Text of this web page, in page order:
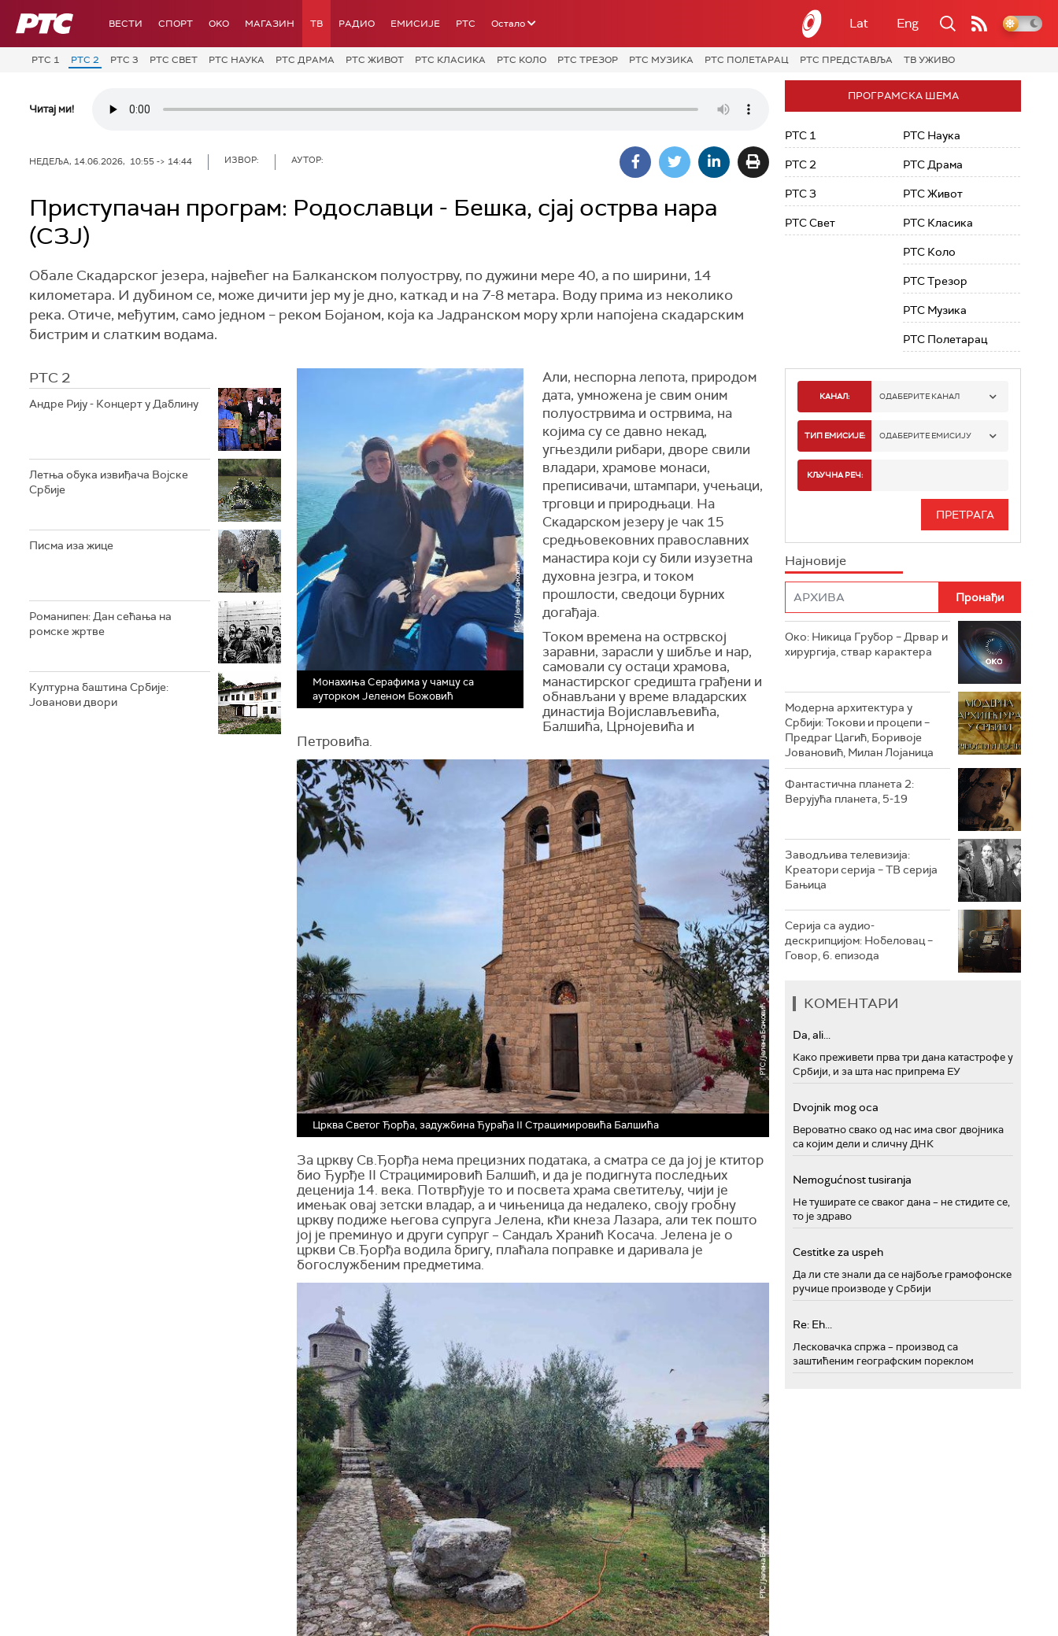
РТС ВЕСТИ СПОРТ OKO МАГАЗИН ТВ РАДИО ЕМИСИЈЕ РТС Остало Lat Eng
РТС 1 РТС 2 РТС 3 РТС СВЕТ РТС НАУКА РТС ДРАМА РТС ЖИВОТ РТС КЛАСИКА РТС КОЛО РТС ТРЕЗОР РТС МУЗИКА РТС ПОЛЕТАРАЦ РТС ПРЕДСТАВЉА ТВ УЖИВО
Читај ми!
НЕДЕЉА, 14.06.2026, 10:55 -> 14:44 ИЗВОР: АУТОР:
Приступачан програм: Родославци - Бешка, сјај острва нара
(СЗЈ)
Обале Скадарског језера, највећег на Балканском полуострву, по дужини мере 40, а по ширини, 14
километара. И дубином се, може дичити јер му је дно, каткад и на 7-8 метара. Воду прима из неколико
река. Отиче, међутим, само једном – реком Бојаном, која ка Јадранском мору хрли напојена скадарским
бистрим и слатким водама.
РТС 2
Андре Рију - Концерт у Даблину
Летња обука извиђача Војске
Србије
Писма иза жице
Романипен: Дан сећања на
ромске жртве
Културна баштина Србије:
Јованови двори
Монахиња Серафима у чамцу са
ауторком Јеленом Божовић
Али, неспорна лепота, природом
дата, умножена је свим оним
полуострвима и острвима, на
којима су се давно некад,
угњездили рибари, дворе свили
владари, храмове монаси,
преписивачи, штампари, учењаци,
трговци и природњаци. На
Скадарском језеру је чак 15
средњовековних православних
манастира који су били изузетна
духовна језгра, и током
прошлости, сведоци бурних
догађаја.
Током времена на острвској
заравни, зарасли у шибље и нар,
самовали су остаци храмова,
манастирског средишта грађени и
обнављани у време владарских
династија Војислављевића,
Балшића, Црнојевића и
Петровића.
Црква Светог Ђорђа, задужбина Ђурађа II Страцимировића Балшића
За цркву Св.Ђорђа нема прецизних података, а сматра се да јој је ктитор
био Ђурђе II Страцимировић Балшић, и да је подигнута последњих
деценија 14. века. Потврђује то и посвета храма светитељу, чији је
имењак овај зетски владар, а и чињеница да недалеко, своју гробну
цркву подиже његова супруга Јелена, кћи кнеза Лазара, али тек пошто
јој је преминуо и други супруг – Сандаљ Хранић Косача. Јелена је о
цркви Св.Ђорђа водила бригу, плаћала поправке и даривала је
богослужбеним предметима.
ПРОГРАМСКА ШЕМА
РТС 1
РТС 2
РТС 3
РТС Свет
РТС Наука
РТС Драма
РТС Живот
РТС Класика
РТС Коло
РТС Трезор
РТС Музика
РТС Полетарац
КАНАЛ: ОДАБЕРИТЕ КАНАЛ
РТС 1
РТС 3
РТС ЖИВОТ
РТС КЛАСИКА
РТС ТРЕЗОР
РТС МУЗИКА
РТС ПОЛЕТАРАЦ
ТИП ЕМИСИЈЕ: ОДАБЕРИТЕ ЕМИСИЈУ
КЉУЧНА РЕЧ:
Најновије
Око: Никица Грубор – Дрвар и
хирургија, ствар карактера
Модерна архитектура у
Србији: Токови и процепи –
Предраг Цагић, Боривоје
Јовановић, Милан Лојаница
Фантастична планета 2:
Верујућа планета, 5-19
Заводљива телевизија:
Креатори серија – ТВ серија
Бањица
Серија са аудио-
дескрипцијом: Нобеловац –
Говор, 6. епизода
КОМЕНТАРИ
Da, ali...
Како преживети прва три дана катастрофе у
Србији, и за шта нас припрема ЕУ
Dvojnik mog oca
Вероватно свако од нас има свог двојника
са којим дели и сличну ДНК
Nemogućnost tusiranja
Не туширате се сваког дана – не стидите се,
то је здраво
Cestitke za uspeh
Да ли сте знали да се најбоље грамофонске
ручице производе у Србији
Re: Eh...
Лесковачка спржа – производ са
заштићеним географским пореклом